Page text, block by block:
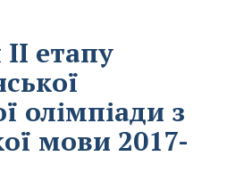
етапу
олімпіади з
мови 2017-